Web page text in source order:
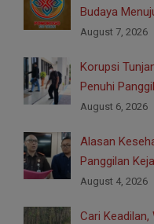
Budaya
August 7, 2026
Korupsi
Penuhi
August 6, 2026
Alasan
Panggilan
August 4, 2026
Cari